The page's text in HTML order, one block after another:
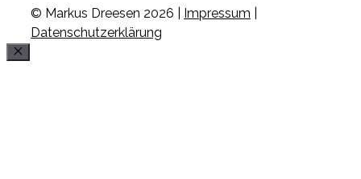
© Markus Dreesen 2026 | Impressum
Datenschutzerklärung
Schließen